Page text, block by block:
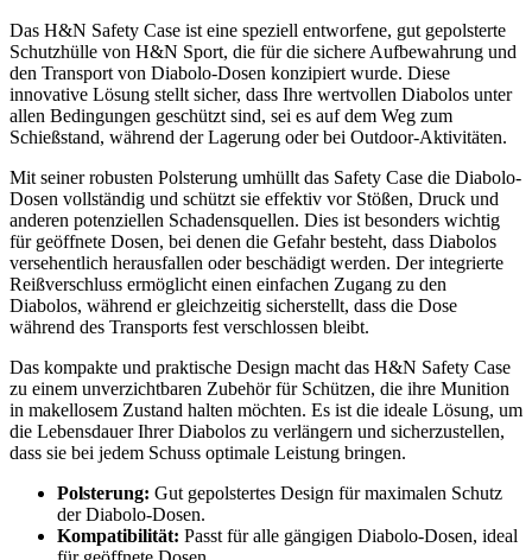
Das H&N Safety Case ist eine speziell entworfene, gut gepolsterte
Schutzhülle von H&N Sport, die für die sichere Aufbewahrung und
den Transport von Diabolo-Dosen konzipiert wurde. Diese
innovative Lösung stellt sicher, dass Ihre wertvollen Diabolos unter
allen Bedingungen geschützt sind, sei es auf dem Weg zum
Schießstand, während der Lagerung oder bei Outdoor-Aktivitäten.
Mit seiner robusten Polsterung umhüllt das Safety Case die Diabolo-
Dosen vollständig und schützt sie effektiv vor Stößen, Druck und
anderen potenziellen Schadensquellen. Dies ist besonders wichtig
für geöffnete Dosen, bei denen die Gefahr besteht, dass Diabolos
versehentlich herausfallen oder beschädigt werden. Der integrierte
Reißverschluss ermöglicht einen einfachen Zugang zu den
Diabolos, während er gleichzeitig sicherstellt, dass die Dose
während des Transports fest verschlossen bleibt.
Das kompakte und praktische Design macht das H&N Safety Case
zu einem unverzichtbaren Zubehör für Schützen, die ihre Munition
in makellosem Zustand halten möchten. Es ist die ideale Lösung, um
die Lebensdauer Ihrer Diabolos zu verlängern und sicherzustellen,
dass sie bei jedem Schuss optimale Leistung bringen.
Polsterung: Gut gepolstertes Design für maximalen Schutz
der Diabolo-Dosen.
Kompatibilität: Passt für alle gängigen Diabolo-Dosen, ideal